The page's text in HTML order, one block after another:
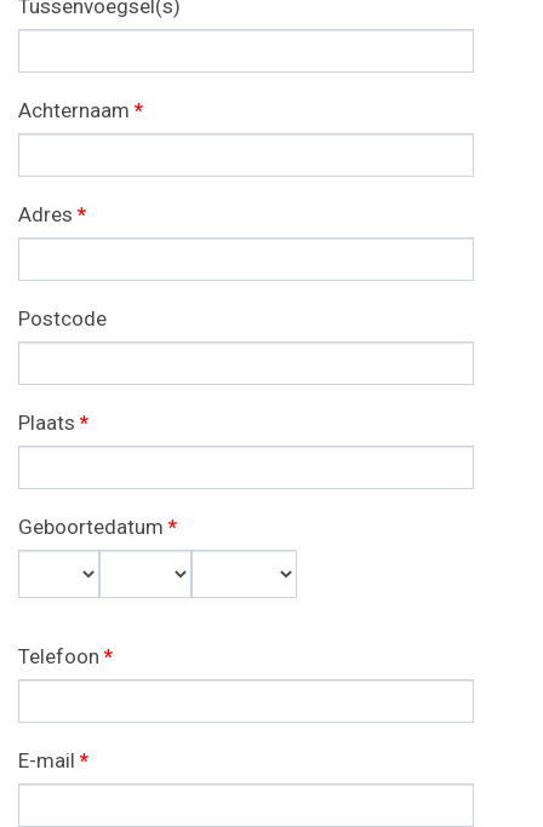
Tussenvoegsel(s)
Achternaam *
Adres *
Postcode
Plaats *
Geboortedatum *
Telefoon *
E-mail *